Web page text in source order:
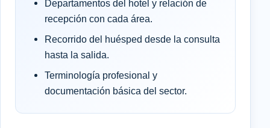
Departamentos del hotel y relación de
recepción con cada área.
Recorrido del huésped desde la consulta
hasta la salida.
Terminología profesional y
documentación básica del sector.